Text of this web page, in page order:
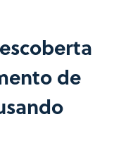
de